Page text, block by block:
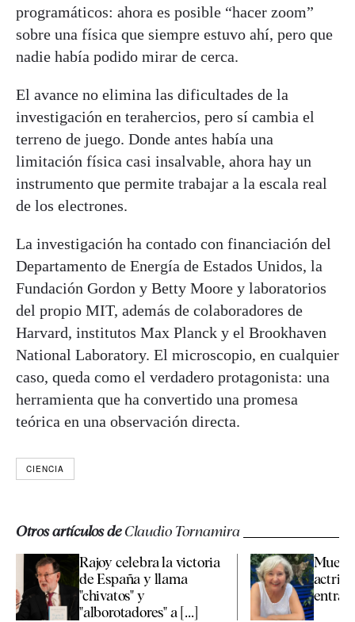
programáticos: ahora es posible “hacer zoom”
sobre una física que siempre estuvo ahí, pero que
nadie había podido mirar de cerca.
El avance no elimina las dificultades de la
investigación en terahercios, pero sí cambia el
terreno de juego. Donde antes había una
limitación física casi insalvable, ahora hay un
instrumento que permite trabajar a la escala real
de los electrones.
La investigación ha contado con financiación del
Departamento de Energía de Estados Unidos, la
Fundación Gordon y Betty Moore y laboratorios
del propio MIT, además de colaboradores de
Harvard, institutos Max Planck y el Brookhaven
National Laboratory. El microscopio, en cualquier
caso, queda como el verdadero protagonista: una
herramienta que ha convertido una promesa
teórica en una observación directa.
CIENCIA
Otros artículos deClaudio Tornamira
Rajoy celebra la victoria
de España y llama
"chivatos" y
"alborotadores" a [...]
Muere
actriz